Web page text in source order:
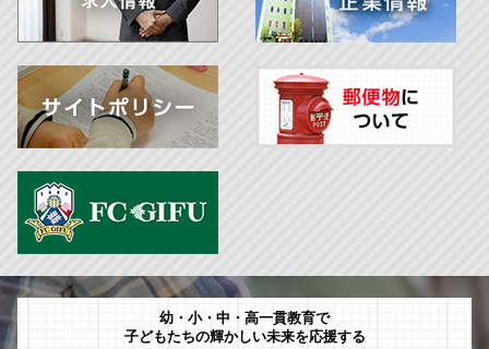
幼・小・中・高一貫教育で
子どもたちの輝かしい未来を応援する